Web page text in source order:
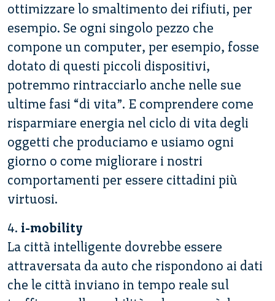
ottimizzare lo smaltimento dei rifiuti, per
esempio. Se ogni singolo pezzo che
compone un computer, per esempio, fosse
dotato di questi piccoli dispositivi,
potremmo rintracciarlo anche nelle sue
ultime fasi “di vita”. E comprendere come
risparmiare energia nel ciclo di vita degli
oggetti che produciamo e usiamo ogni
giorno o come migliorare i nostri
comportamenti per essere cittadini più
virtuosi.
4. i-mobility
La città intelligente dovrebbe essere
attraversata da auto che rispondono ai dati
che le città inviano in tempo reale sul